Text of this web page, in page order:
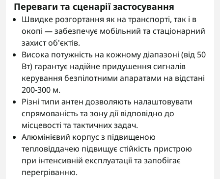
Переваги та сценарії застосування
Швидке розгортання як на транспорті, так і в
окопі — забезпечує мобільний та стаціонарний
захист об'єктів.
Висока потужність на кожному діапазоні (від 50
Вт) гарантує надійне придушення сигналів
керування безпілотними апаратами на відстані
200-300 м.
Різні типи антен дозволяють налаштовувати
спрямованість та зону дії відповідно до
місцевості та тактичних задач.
Алюмінієвий корпус з підвищеною
тепловіддачею підвищує стійкість пристрою
при інтенсивній експлуатації та запобігає
перегріванню.